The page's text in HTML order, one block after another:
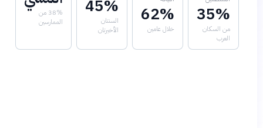
35%
من السكان
العرب
62%
خلال عامين
45%
السنتان
الأخيرتان
38% من
الممارسين